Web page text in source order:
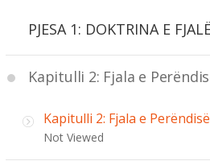
PJESA 1: DOKTRINA E
Kapitulli 2: Fjala e
Kapitulli 2: Fjala e Perëndisë
Not Viewed